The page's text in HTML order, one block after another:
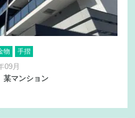
物 手摺
09月
マンション